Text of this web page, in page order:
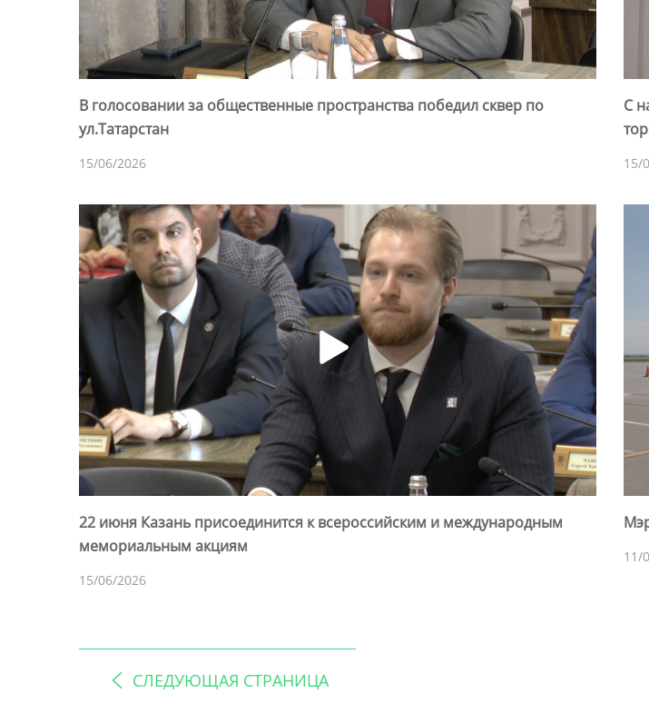
В голосовании за общественные пространства победил сквер по
ул.Татарстан
15/06/2026
С
15/
22 июня Казань присоединится к всероссийским и международным
мемориальным акциям
15/06/2026
11/
СЛЕДУЮЩАЯ СТРАНИЦА